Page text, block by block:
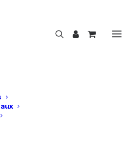
anti-mouches DynAir
Platinum 26 – Slate Blue
anti-mouches DynAir Mesh Jewel